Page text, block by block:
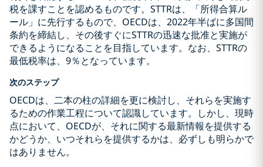
税を課すことを認めるものです。STTRは、「所得合算ル
ール」に先行するもので、OECDは、2022年半ばに多国間
条約を締結し、その後すぐにSTTRの迅速な批准と実施が
できるようになることを目指しています。なお、STTRの
最低税率は、9％となっています。
次のステップ
OECDは、二本の柱の詳細を更に検討し、それらを実施す
るための作業工程について認識しています。しかし、現時
点において、OECDが、それに関する最新情報を提供する
かどうか、いつそれらを提供するかは、必ずしも明らかで
はありません。